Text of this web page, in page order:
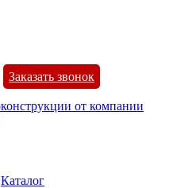
Заказать звонок
Каталог